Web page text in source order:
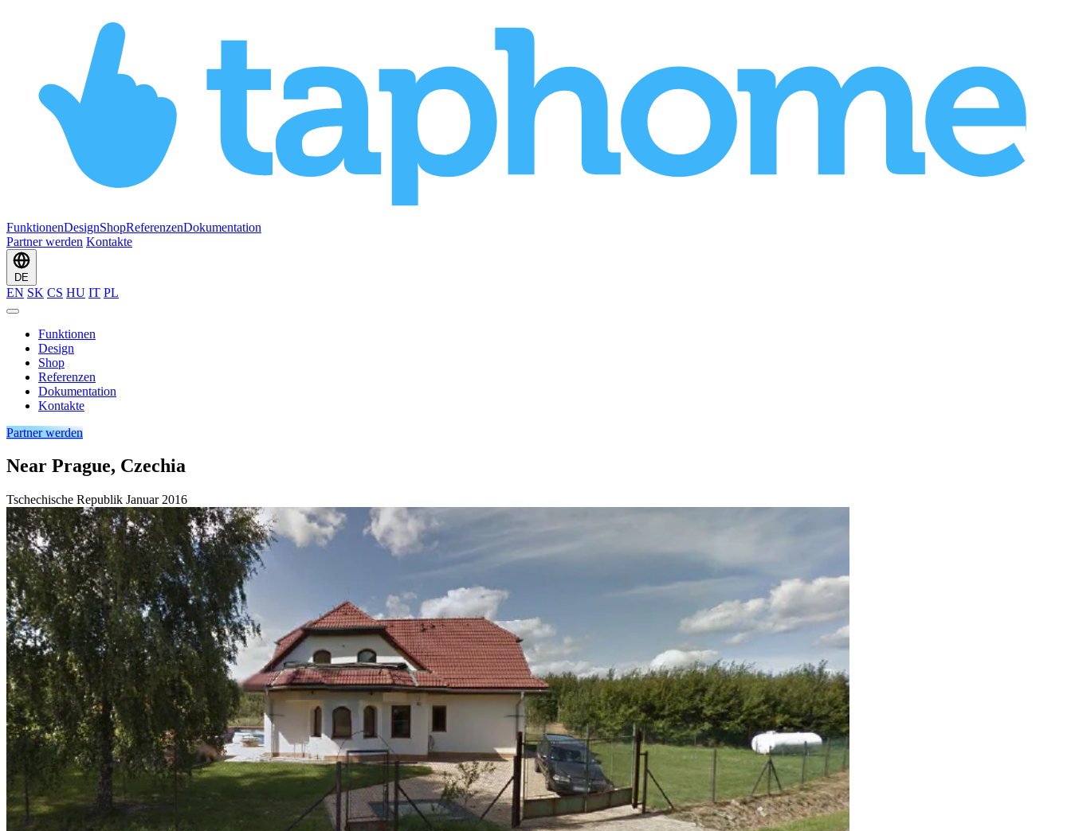
FunktionenDesignShopReferenzenDokumentation
Partner werden Kontakte
DE
EN SK CS HU IT PL
Funktionen
Design
Shop
Referenzen
Dokumentation
Kontakte
Partner werden
Near Prague, Czechia
Tschechische Republik Januar 2016